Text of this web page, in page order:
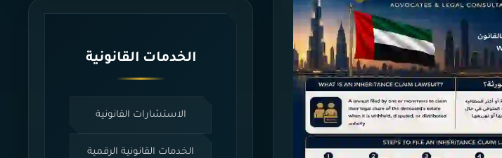
الخدمات القانونية
الاستشارات القانونية
الخدمات القانونية الرقمية